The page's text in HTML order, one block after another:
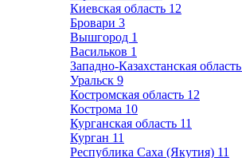
Киевская область 12
Бровари 3
Вышгород 1
Васильков 1
Западно-Казахстанская область
Уральск 9
Костромская область 12
Кострома 10
Курганская область 11
Курган 11
Республика Саха (Якутия) 11